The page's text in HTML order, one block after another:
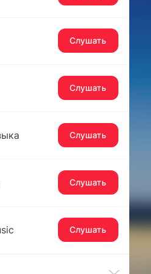
Слушать
Слушать
Слушать
Слушать
Слушать